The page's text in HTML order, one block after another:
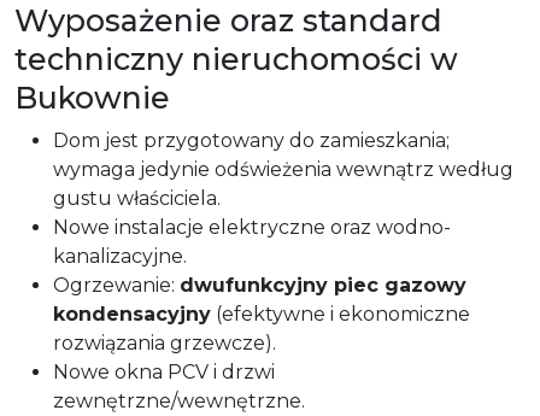
Wyposażenie oraz standard
techniczny nieruchomości w
Bukownie
Dom jest przygotowany do zamieszkania;
wymaga jedynie odświeżenia wewnątrz według
gustu właściciela.
Nowe instalacje elektryczne oraz wodno-
kanalizacyjne.
Ogrzewanie: dwufunkcyjny piec gazowy
kondensacyjny (efektywne i ekonomiczne
rozwiązania grzewcze).
Nowe okna PCV i drzwi
zewnętrzne/wewnętrzne.